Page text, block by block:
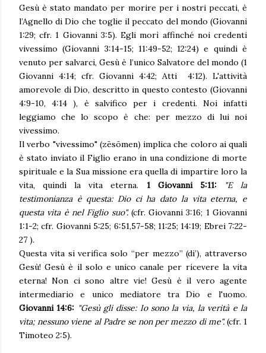
Gesù è stato mandato per morire per i nostri peccati, è
l’Agnello di Dio che toglie il peccato del mondo (Giovanni
1:29; cfr. 1 Giovanni 3:5). Egli morì affinché noi credenti
vivessimo (Giovanni 3:14-15; 11:49-52; 12:24) e quindi è
venuto per salvarci, Gesù è l’unico Salvatore del mondo (1
Giovanni 4:14; cfr. Giovanni 4:42; Atti 4:12). L'attività
amorevole di Dio, descritto in questo contesto (Giovanni
4:9-10, 4:14 ), è salvifico per i credenti. Noi infatti
leggiamo che lo scopo è che: per mezzo di lui noi
vivessimo.
Il verbo "vivessimo" (zēsōmen) implica che coloro ai quali
è stato inviato il Figlio erano in una condizione di morte
spirituale e la Sua missione era quella di impartire loro la
vita, quindi la vita eterna. 1 Giovanni 5:11: "E la
testimonianza è questa: Dio ci ha dato la vita eterna, e
questa vita è nel Figlio suo". (cfr. Giovanni 3:16; 1 Giovanni
1:1-2; cfr. Giovanni 5:25; 6:51,57-58; 11:25; 14:19; Ebrei 7:22-
27 ).
Questa vita si verifica solo “per mezzo” (di’), attraverso
Gesù! Gesù è il solo e unico canale per ricevere la vita
eterna! Non ci sono altre vie! Gesù è il vero agente
intermediario e unico mediatore tra Dio e l'uomo.
Giovanni 14:6: "Gesù gli disse: Io sono la via, la verità e la
vita; nessuno viene al Padre se non per mezzo di me".(cfr. 1
Timoteo 2:5).